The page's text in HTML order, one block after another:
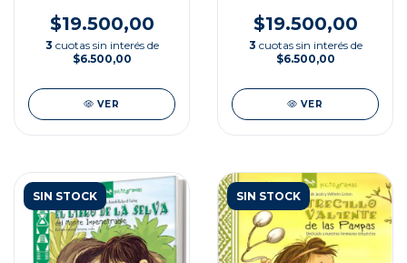
$19.500,00
3 cuotas sin interés de
$6.500,00
VER
$19.500,00
3 cuotas sin interés de
$6.500,00
VER
SIN STOCK SIN STOCK